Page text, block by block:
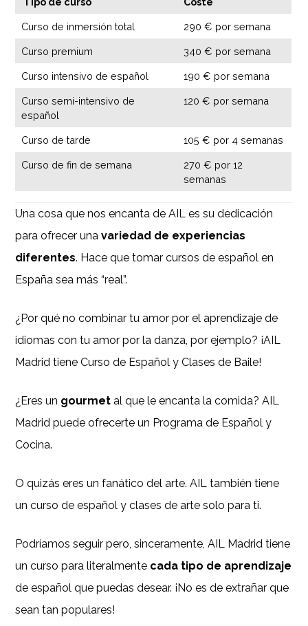
Curso de inmersión total 290 € por semana
Curso premium 340 € por semana
Curso intensivo de español 190 € por semana
Curso semi-intensivo de
español
120 € por semana
Curso de tarde 105 € por 4 semanas
Curso de fin de semana
270 € por 12
semanas
Una cosa que nos encanta de AIL es su dedicación
para ofrecer unavariedad de experiencias
diferentes. Hace que tomar cursos de español en
España sea más “real”.
¿Por qué no combinar tu amor por el aprendizaje de
idiomas con tu amor por la danza, por ejemplo? ¡AIL
Madrid tiene Curso de Español y Clases de Baile!
¿Eres un gourmet al que le encanta la comida? AIL
Madrid puede ofrecerte un Programa de Español y
Cocina.
O quizás eres un fanático del arte. AIL también tiene
un curso de español y clases de arte solo para ti.
Podríamos seguir pero, sinceramente, AIL Madrid tiene
un curso para literalmente cada tipo de aprendizaje
de español que puedas desear. ¡No es de extrañar que
sean tan populares!